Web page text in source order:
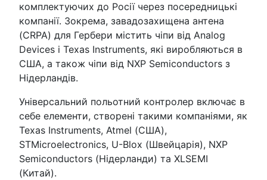
комплектуючих до Росії через посередницькі
компанії. Зокрема, завадозахищена антена
(CRPA) для Гербери містить чіпи від Analog
Devices і Texas Instruments, які виробляються в
США, а також чіпи від NXP Semiconductors з
Нідерландів.
Універсальний польотний контролер включає в
себе елементи, створені такими компаніями, як
Texas Instruments, Atmel (США),
STMicroelectronics, U-Blox (Швейцарія), NXP
Semiconductors (Нідерланди) та XLSEMI
(Китай).